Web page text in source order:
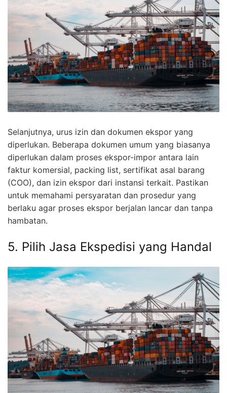
Selanjutnya, urus izin dan dokumen ekspor yang
diperlukan. Beberapa dokumen umum yang biasanya
diperlukan dalam proses ekspor-impor antara lain
faktur komersial, packing list, sertifikat asal barang
(COO), dan izin ekspor dari instansi terkait. Pastikan
untuk memahami persyaratan dan prosedur yang
berlaku agar proses ekspor berjalan lancar dan tanpa
hambatan.
5. Pilih Jasa Ekspedisi yang Handal